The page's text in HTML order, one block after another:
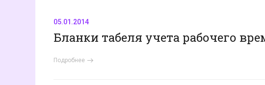
05.01.2014
Бланки табеля учета рабочего
Подробнее